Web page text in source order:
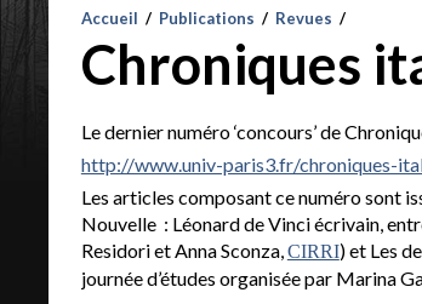
Accueil / Publications / Revues /
Chroniques
Le dernier numéro ‘concours’ de
http://www.univ-paris3.fr/chroniques-
Les articles composant ce numéro sont
Nouvelle : Léonard de Vinci écrivain,
Residori et Anna Sconza, CIRRI) et Les
journée d’études organisée par Marina